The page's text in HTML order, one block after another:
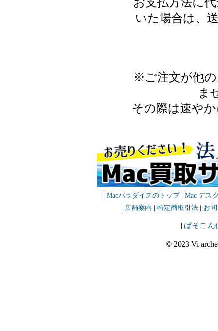
いた場合は、
※ご注文が他の
ま
その際は速や
| Macパラダイスのトップ| Mac デス
| 店舗案内 | 特定商取引法 | お
| ぱそこん
© 2023 Vi-